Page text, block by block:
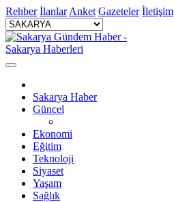
Rehber İlanlar Anket Gazeteler İletişim
Sakarya Haber
Güncel
Ekonomi
Eğitim
Teknoloji
Siyaset
Yaşam
Sağlık